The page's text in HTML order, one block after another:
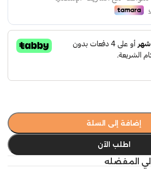
إضافة إلى السلة
اطلب الآن
المفضله